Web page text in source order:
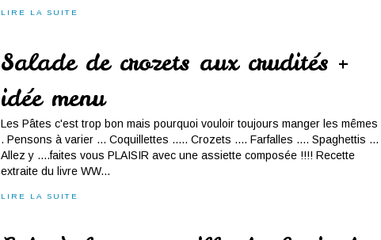
LIRE LA SUITE
Salade de crozets aux crudités +
idée menu
Les Pâtes c'est trop bon mais pourquoi vouloir toujours manger les mêmes
. Pensons à varier ... Coquillettes ..... Crozets .... Farfalles .... Spaghettis ...
Allez y ....faites vous PLAISIR avec une assiette composée !!!! Recette
extraite du livre WW...
LIRE LA SUITE